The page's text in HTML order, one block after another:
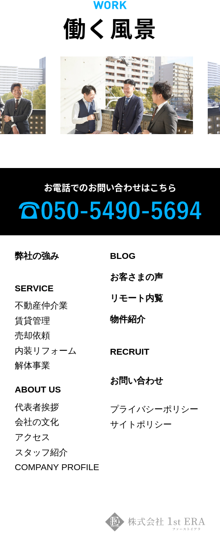
働く風景
お電話でのお問い合わせはこちら
弊社の強み
SERVICE
不動産仲介業
賃貸管理
売却依頼
内装リフォーム
解体事業
ABOUT US
代表者挨拶
会社の文化
アクセス
スタッフ紹介
COMPANY PROFILE
BLOG
お客さまの声
リモート内覧
物件紹介
RECRUIT
お問い合わせ
プライバシーポリシー
サイトポリシー